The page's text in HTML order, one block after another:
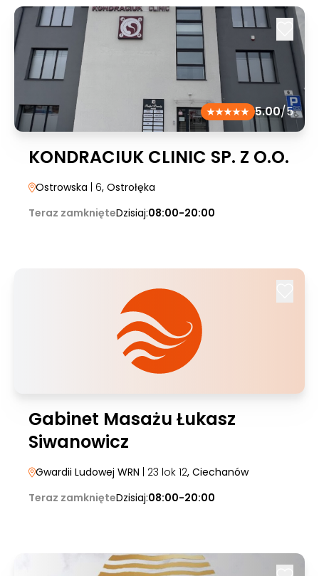
5.00/5
KONDRACIUK CLINIC SP. Z O.O.
Ostrowska | 6, Ostrołęka
Teraz zamknięteDzisiaj:08:00-20:00
Gabinet Masażu Łukasz
Siwanowicz
Gwardii Ludowej WRN | 23 lok 12, Ciechanów
Teraz zamknięteDzisiaj:08:00-20:00